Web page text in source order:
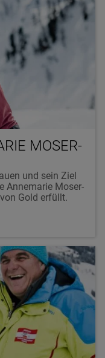
MOSER-
und sein Ziel
Annemarie Moser-
Gold erfüllt.